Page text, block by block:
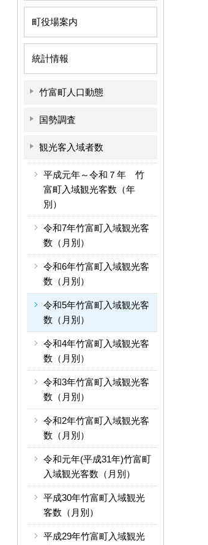
町役場案内
統計情報
竹富町人口動態
国勢調査
観光客入域者数
平成元年～令和７年 竹
富町入域観光客数（年
別）
令和7年竹富町入域観光客
数（月別）
令和6年竹富町入域観光客
数（月別）
令和5年竹富町入域観光客
数（月別）
令和4年竹富町入域観光客
数（月別）
令和3年竹富町入域観光客
数（月別）
令和2年竹富町入域観光客
数（月別）
令和元年(平成31年)竹富町
入域観光客数（月別）
平成30年竹富町入域観光
客数（月別）
平成29年竹富町入域観光